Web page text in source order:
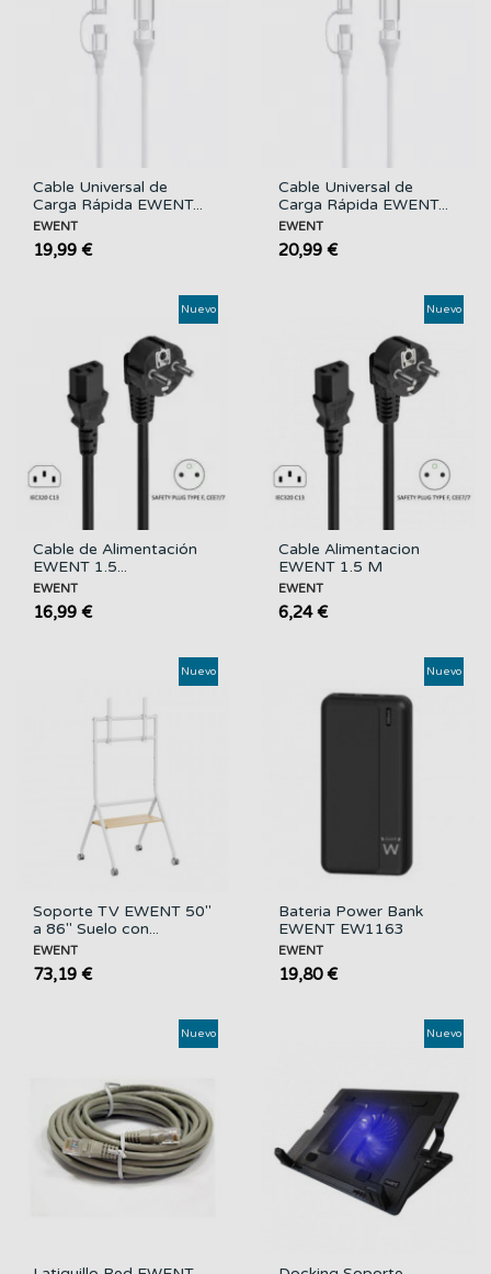
Cable Universal de
Carga Rápida EWENT...
EWENT
19,99 €
Cable Universal de
Carga Rápida EWENT...
EWENT
20,99 €
Cable de Alimentación
EWENT 1.5...
EWENT
16,99 €
Nuevo
Cable Alimentacion
EWENT 1.5 M
EWENT
6,24 €
Nuevo
Soporte TV EWENT 50"
a 86" Suelo con...
EWENT
73,19 €
Nuevo
Bateria Power Bank
EWENT EW1163
20000...
EWENT
19,80 €
Nuevo
Nuevo Nuevo